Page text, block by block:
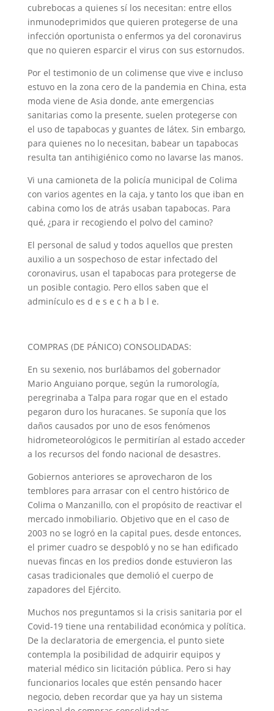
cubrebocas a quienes sí los necesitan: entre ellos
inmunodeprimidos que quieren protegerse de una
infección oportunista o enfermos ya del coronavirus
que no quieren esparcir el virus con sus estornudos.
Por el testimonio de un colimense que vive e incluso
estuvo en la zona cero de la pandemia en China, esta
moda viene de Asia donde, ante emergencias
sanitarias como la presente, suelen protegerse con
el uso de tapabocas y guantes de látex. Sin embargo,
para quienes no lo necesitan, babear un tapabocas
resulta tan antihigiénico como no lavarse las manos.
Vi una camioneta de la policía municipal de Colima
con varios agentes en la caja, y tanto los que iban en
cabina como los de atrás usaban tapabocas. Para
qué, ¿para ir recogiendo el polvo del camino?
El personal de salud y todos aquellos que presten
auxilio a un sospechoso de estar infectado del
coronavirus, usan el tapabocas para protegerse de
un posible contagio. Pero ellos saben que el
adminículo es d e s e c h a b l e.
COMPRAS (DE PÁNICO) CONSOLIDADAS:
En su sexenio, nos burlábamos del gobernador
Mario Anguiano porque, según la rumorología,
peregrinaba a Talpa para rogar que en el estado
pegaron duro los huracanes. Se suponía que los
daños causados por uno de esos fenómenos
hidrometeorológicos le permitirían al estado acceder
a los recursos del fondo nacional de desastres.
Gobiernos anteriores se aprovecharon de los
temblores para arrasar con el centro histórico de
Colima o Manzanillo, con el propósito de reactivar el
mercado inmobiliario. Objetivo que en el caso de
2003 no se logró en la capital pues, desde entonces,
el primer cuadro se despobló y no se han edificado
nuevas fincas en los predios donde estuvieron las
casas tradicionales que demolió el cuerpo de
zapadores del Ejército.
Muchos nos preguntamos si la crisis sanitaria por el
Covid-19 tiene una rentabilidad económica y política.
De la declaratoria de emergencia, el punto siete
contempla la posibilidad de adquirir equipos y
material médico sin licitación pública. Pero si hay
funcionarios locales que estén pensando hacer
negocio, deben recordar que ya hay un sistema